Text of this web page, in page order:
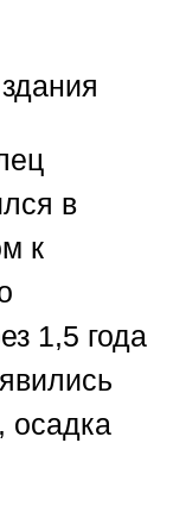
в
к
1,5 года
осадка